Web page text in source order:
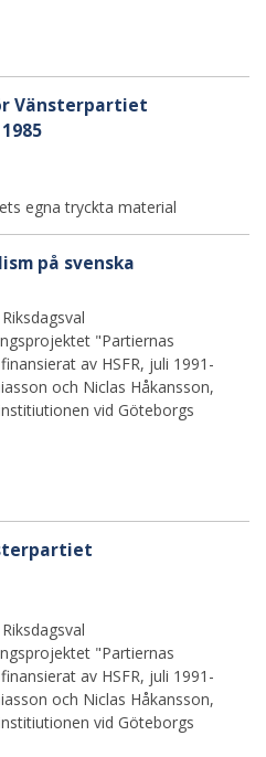
Vänsterpartiet
egna tryckta material
på svenska
"Partiernas
av HSFR, juli 1991-
och Niclas Håkansson,
vid Göteborgs
"Partiernas
av HSFR, juli 1991-
och Niclas Håkansson,
vid Göteborgs